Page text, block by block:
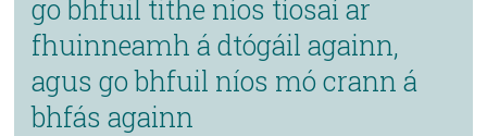
go bhfuil tithe níos tíosaí ar
fhuinneamh á dtógáil againn,
agus go bhfuil níos mó crann á
bhfás againn